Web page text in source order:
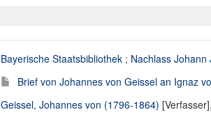
Bayerische Staatsbibliothek ; Nachlass
Brief von Johannes von Geissel an Ignaz
Geissel, Johannes von (1796-1864)